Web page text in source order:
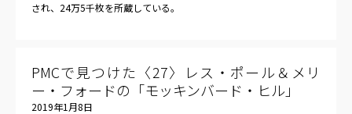
され、 24万5千枚を所蔵している。
PMCで見つけた〈27〉レス・ポール＆メリ
ー・フォードの「モッキンバード・ヒル」
2019年1月8日